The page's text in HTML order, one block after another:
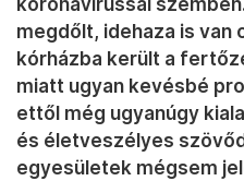
megdőlt, idehaza is van
kórházba került a
miatt ugyan kevésbé
ettől még ugyanúgy
és életveszélyes
egyesületek mégsem